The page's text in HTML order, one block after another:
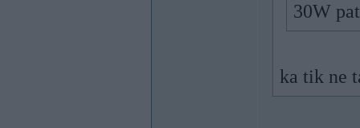
30W
ka tik ne